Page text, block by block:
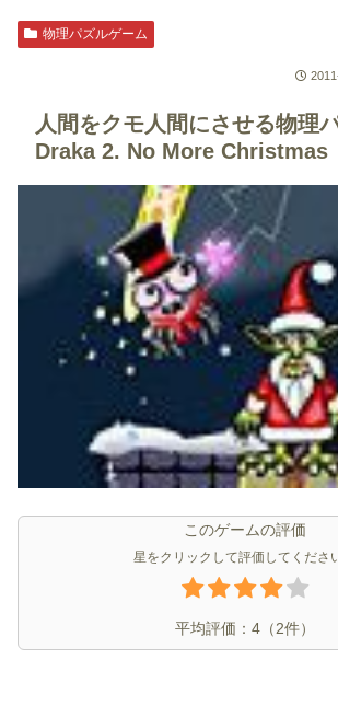
物理パズルゲーム
人間をクモ人間にさせる物理
Draka 2. No More Christmas
このゲームの評価
星をクリックして評価してくださ
平均評価： 4 （2件）